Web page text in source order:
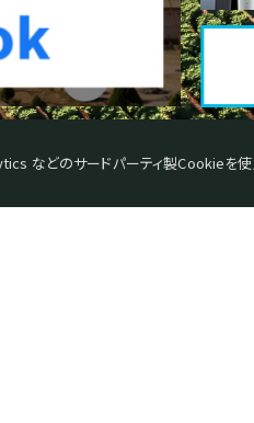
などのサードパーティ製Cookieを使